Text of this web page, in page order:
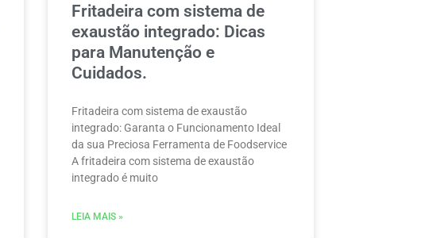
Fritadeira com sistema de
exaustão integrado: Dicas
para Manutenção e
Cuidados.
Fritadeira com sistema de exaustão
integrado: Garanta o Funcionamento Ideal
da sua Preciosa Ferramenta de Foodservice
A fritadeira com sistema de exaustão
integrado é muito
LEIA MAIS »